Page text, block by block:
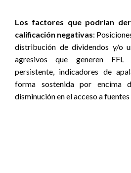
Los factores que podrían
calificación negativas:
distribución de dividendos y/o
agresivos que generen
persistente, indicadores de
forma sostenida por encima
disminución en el acceso a